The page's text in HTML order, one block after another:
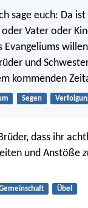
sage euch: Da
Vater oder
Evangeliums
und
kommenden
Segen
dass ihr
und Anstöße
Übel